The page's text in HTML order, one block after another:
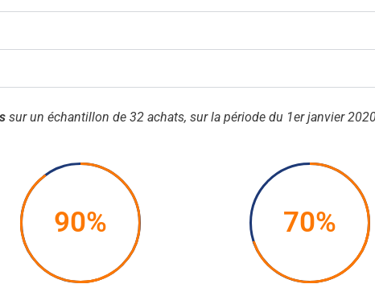
sur un échantillon de 32 achats, sur la période du 1er janvier
90% 70%